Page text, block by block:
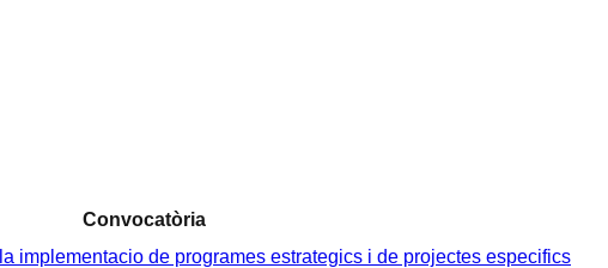
Convocatòria
implementacio de programes estrategics i de projectes especifics